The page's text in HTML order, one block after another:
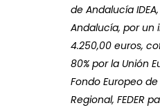
de Andalucía
Andalucía, por un
4.250,00 euros,
80% por la Unión
Fondo Europeo
Regional, FEDER